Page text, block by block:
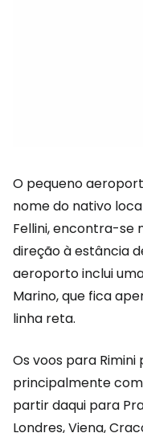
O pequeno
nome do nativo
Fellini, encontra-se
direção à estância
aeroporto inclui
Marino, que fica
linha reta.
Os voos para
principalmente
partir daqui para
Londres, Viena,